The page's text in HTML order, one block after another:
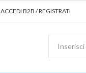
ACCEDI B2B / REGISTRATI